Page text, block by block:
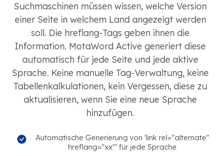
Suchmaschinen müssen wissen, welche Version
einer Seite in welchem ​​Land angezeigt werden
soll. Die hreflang-Tags geben ihnen die
Information. MotaWord Active generiert diese
automatisch für jede Seite und jede aktive
Sprache. Keine manuelle Tag-Verwaltung, keine
Tabellenkalkulationen, kein Vergessen, diese zu
aktualisieren, wenn Sie eine neue Sprache
hinzufügen.
Automatische Generierung von 'link rel="alternate"
hreflang="xx"' für jede Sprache